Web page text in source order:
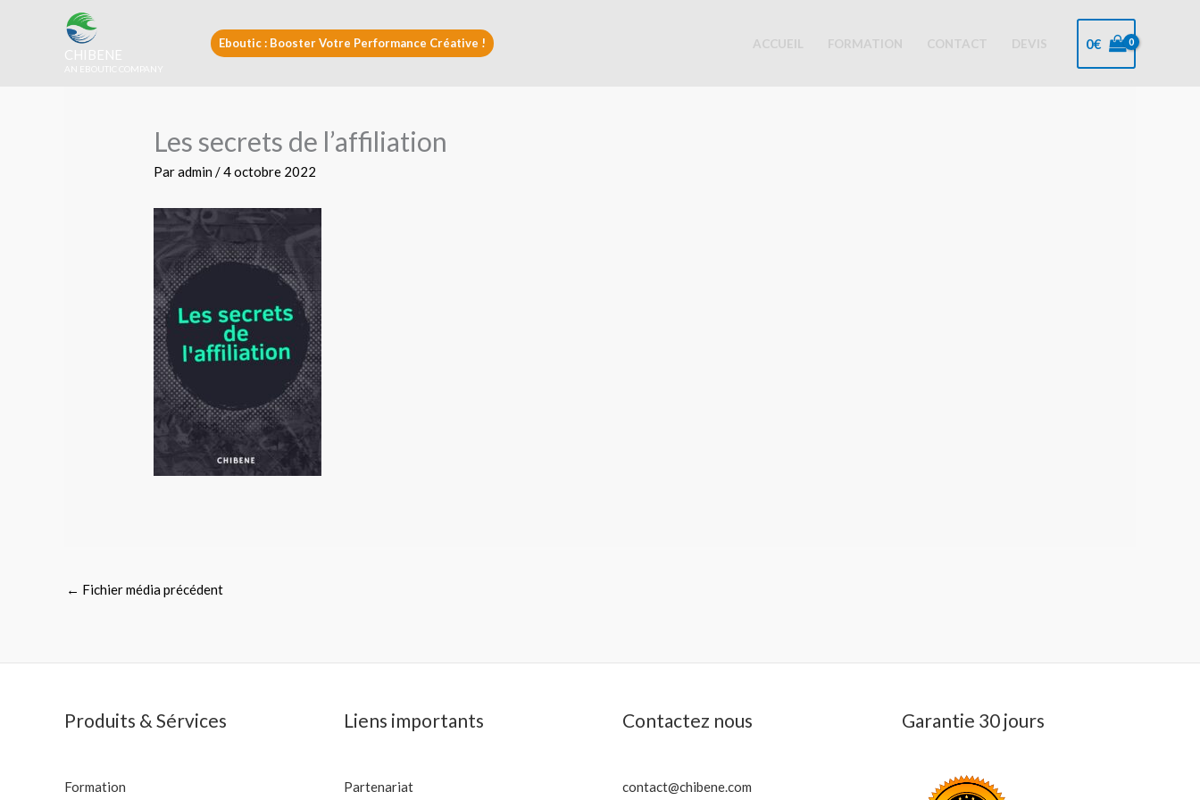
CHIBENE
AN EBOUTIC COMPANY
Eboutic : Booster Votre Performance Créative ! ACCUEIL FORMATION CONTACT DEVIS 0€
Les secrets de l’affiliation
Paradmin/4 octobre 2022
← Fichier média précédent
Produits & Sérvices
Formation
Liens importants
Partenariat
Contactez nous
contact@chibene.com
Garantie 30 jours